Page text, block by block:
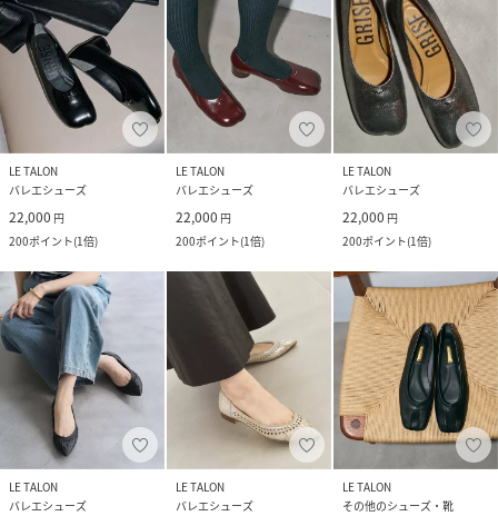
LE TALON
バレエシューズ
22,000 円
200ポイント(1倍)
LE TALON
バレエシューズ
22,000 円
200ポイント(1倍)
LE TALON
バレエシューズ
22,000 円
200ポイント(1倍)
LE TALON
バレエシューズ
LE TALON
バレエシューズ
LE TALON
その他のシューズ・靴